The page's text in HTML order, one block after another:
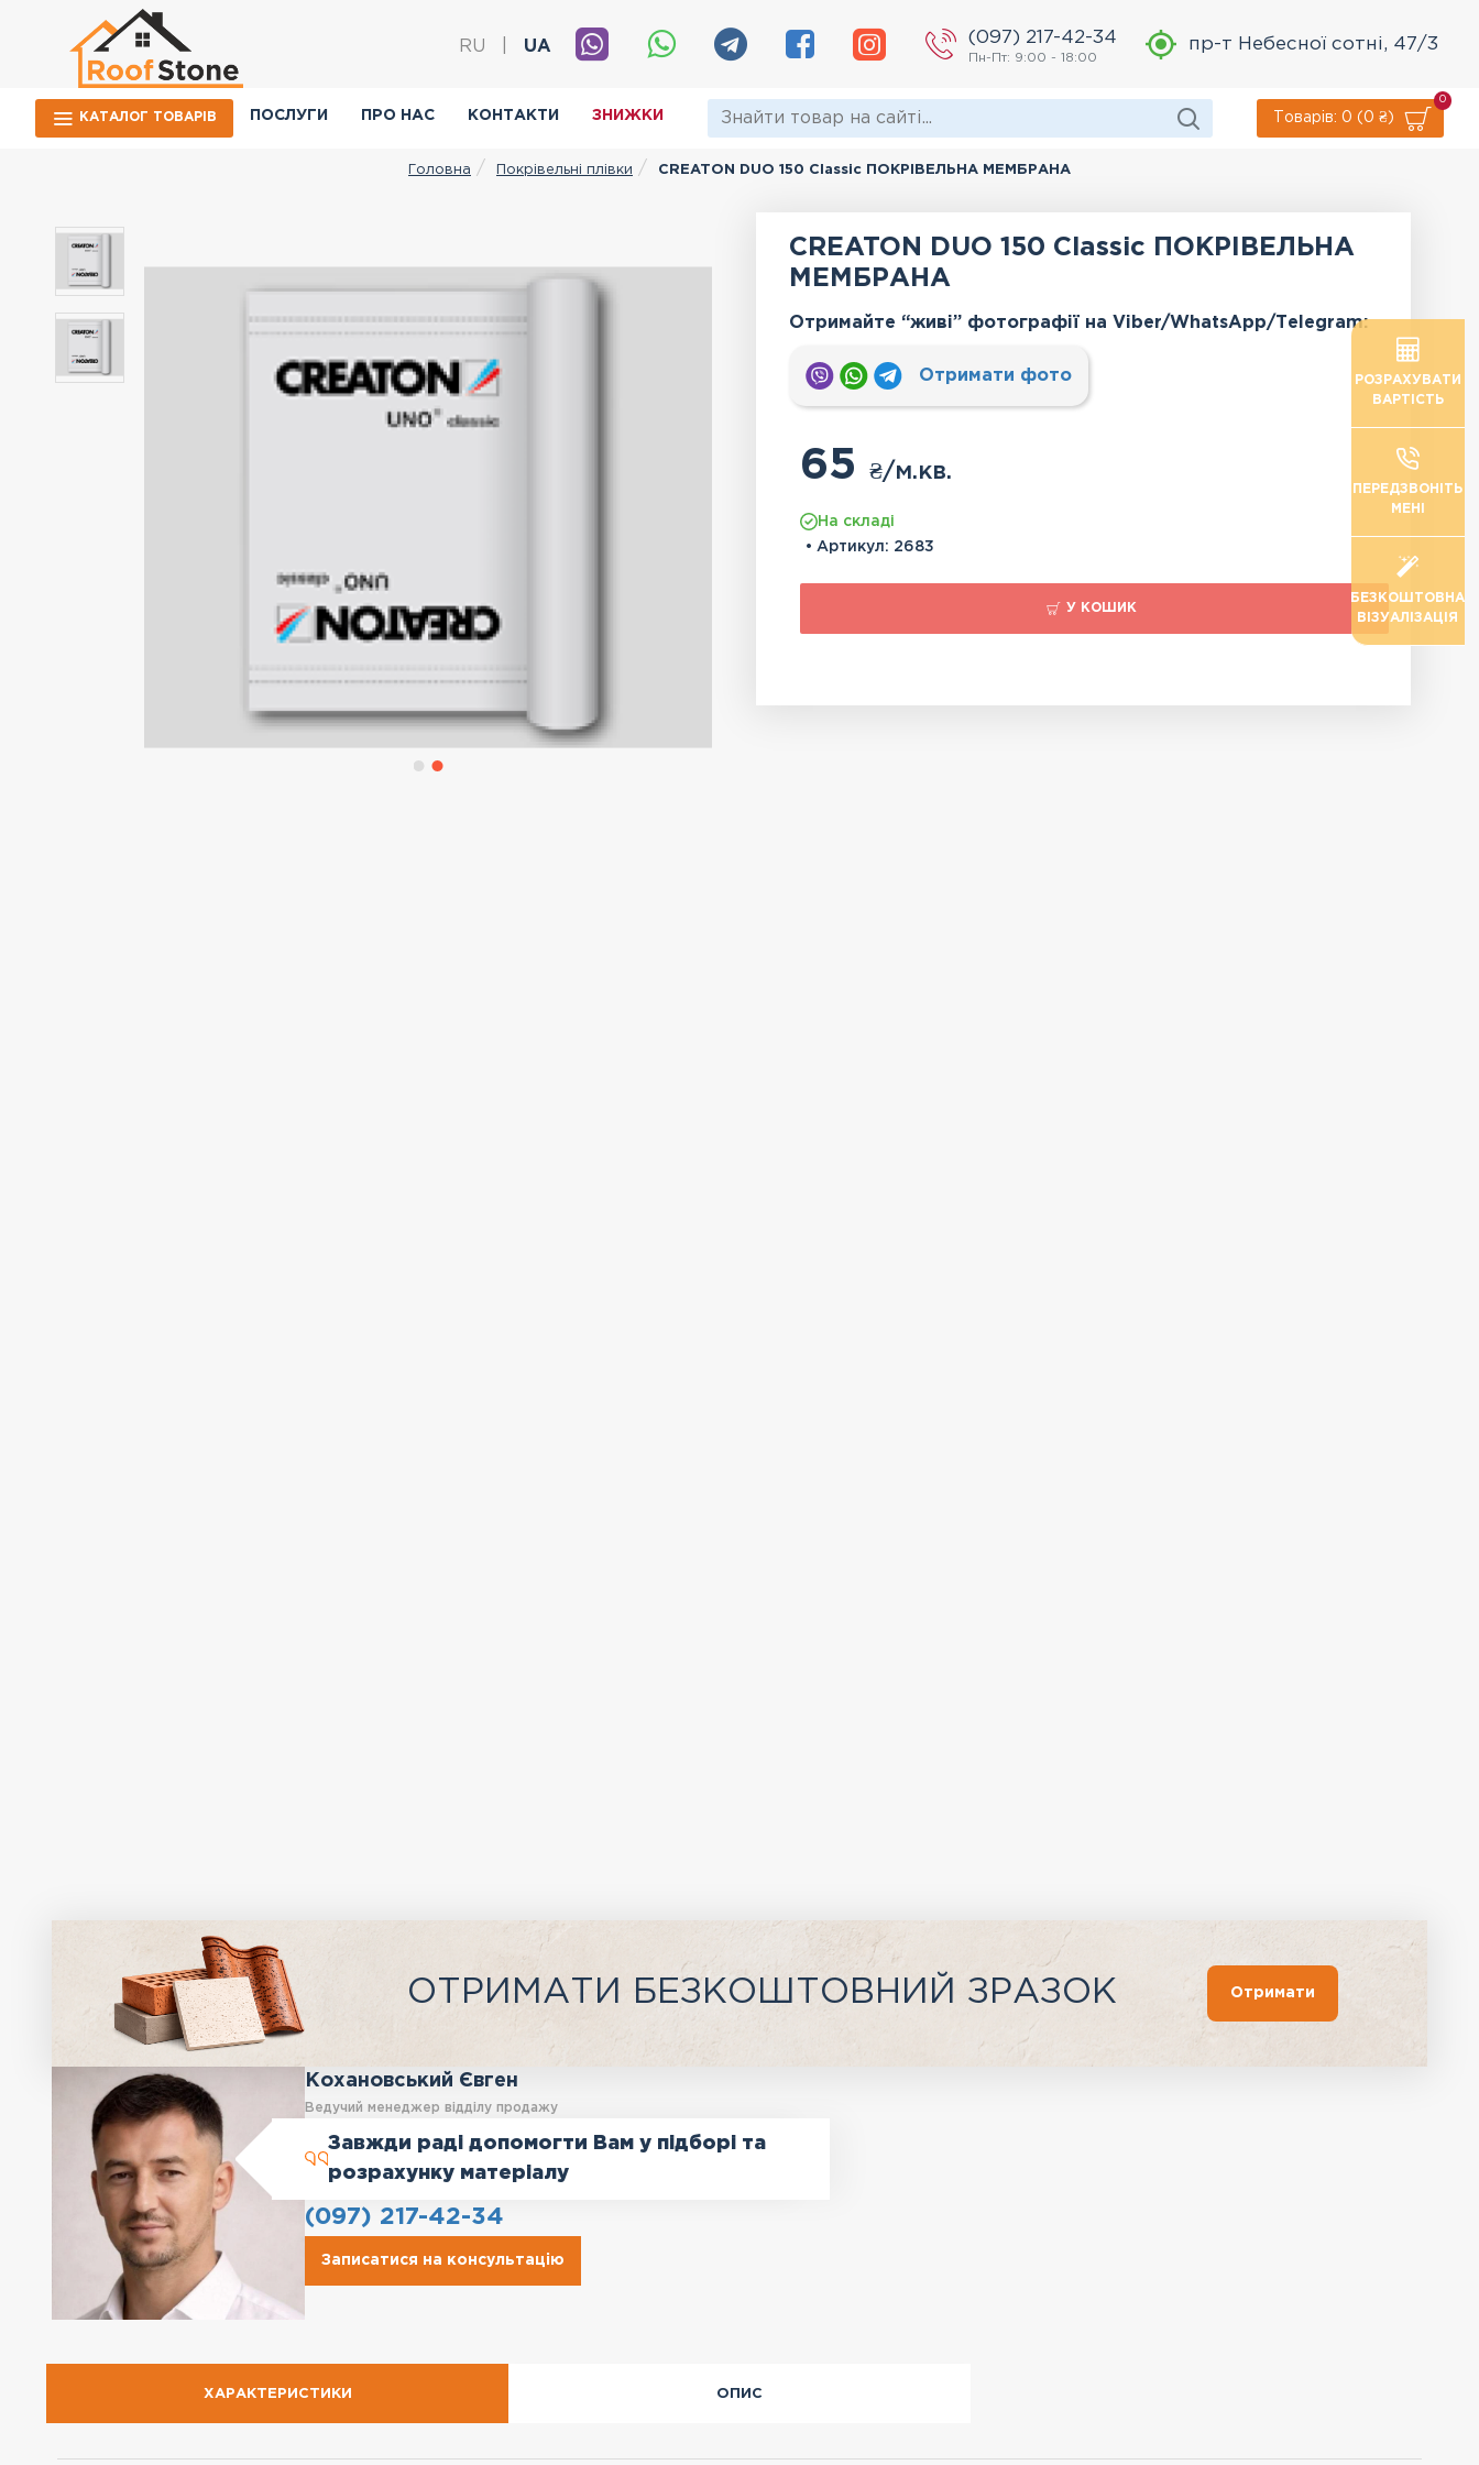
RU UA
(097) 217-42-34
Пн-Пт: 9:00 - 18:00
пр-т Небесної сотні, 47/3
КАТАЛОГ ТОВАРIВ ПОСЛУГИ ПРО НАС КОНТАКТИ ЗНИЖКИ Товарів: 0 (0 ₴)
0
Головна Покрівельні плівки CREATON DUO 150 Classic ПОКРІВЕЛЬНА МЕМБРАНА
CREATON DUO 150 Classic ПОКРІВЕЛЬНА
МЕМБРАНА
Отримайте “живі” фотографії на Viber/WhatsApp/Тelegram:
Отримати фото
65 ₴/м.кв.
На складі
• Артикул: 2683
У КОШИК
ОТРИМАТИ БЕЗКОШТОВНИЙ ЗРАЗОК Отримати
Кохановський Євген
Ведучий менеджер відділу продажу
Завжди раді допомогти Вам у підборі та
розрахунку матеріалу
(097) 217-42-34
Записатися на консультацію
ХАРАКТЕРИСТИКИ ОПИС
РОЗРАХУВАТИ
ВАРТІСТЬ
ПЕРЕДЗВОНІТЬ
МЕНІ
БЕЗКОШТОВНА
ВІЗУАЛІЗАЦІЯ